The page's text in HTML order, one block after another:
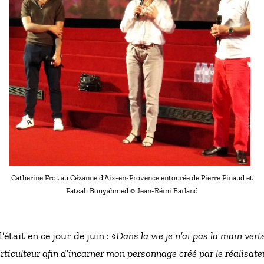
Catherine Frot au Cézanne d’Aix-en-Provence entourée de Pierre Pinaud et
Fatsah Bouyahmed © Jean-Rémi Barland
en ce jour de juin : «Dans la vie je n’ai pas la main
afin d’incarner mon personnage créé par le